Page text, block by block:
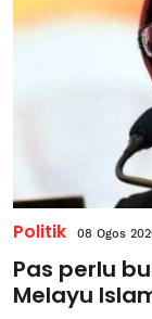
Politik 08 Ogos
Pas perlu
Melayu